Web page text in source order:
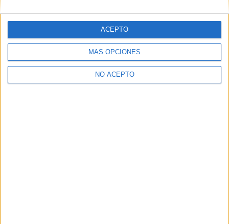
MÁS OPCIONES
NO ACEPTO
ACEPTO
Y como regalo de agradecimiento, por registrarte te daremos
gratis una copia de nuestro ebook con 100 consejos para tu
primer año de universidad